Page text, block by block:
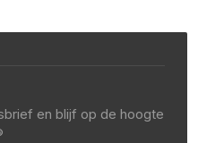
en blijf op de hoogte